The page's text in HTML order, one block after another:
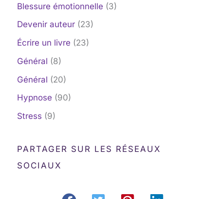
Blessure émotionnelle (3)
Devenir auteur (23)
Écrire un livre (23)
Général (8)
Général (20)
Hypnose (90)
Stress (9)
PARTAGER SUR LES RÉSEAUX
SOCIAUX